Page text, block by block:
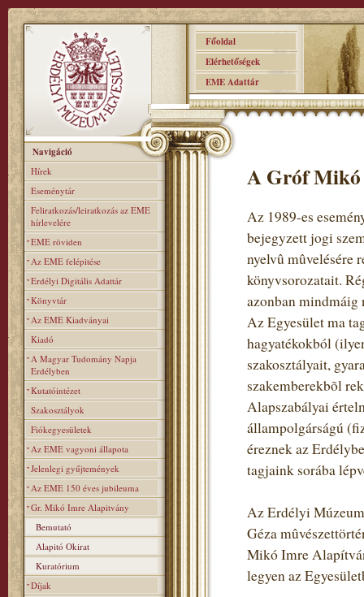
Főoldal
Elérhetőségek
EME Adattár
Navigáció
Hírek
Eseménytár
Feliratkozás/leiratkozás az EME
hírlevelére
EME röviden
Az EME felépitése
Erdélyi Digitális Adattár
Könyvtár
Az EME Kiadványai
Kiadó
A Magyar Tudomány Napja
Erdélyben
Kutatóintézet
Szakosztályok
Fiókegyesületek
Az EME vagyoni állapota
Jelenlegi gyűjtemények
Az EME 150 éves jubileuma
Gr. Mikó Imre Alapitvány
Bemutató
Alapitó Okirat
Kuratórium
Díjak
A Gróf
Az 1989-es
bejegyzett jogi
nyelvû mûvelésére
könyvsorozatait.
azonban mindmáig
Az Egyesület ma
hagyatékokból
szakosztályait,
szakemberekbõl
Alapszabályai
állampolgárságú
éreznek az
tagjaink sorába
Az Erdélyi
Géza
Mikó Imre
legyen az